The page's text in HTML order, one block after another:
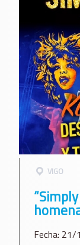
VIGO
Fecha: